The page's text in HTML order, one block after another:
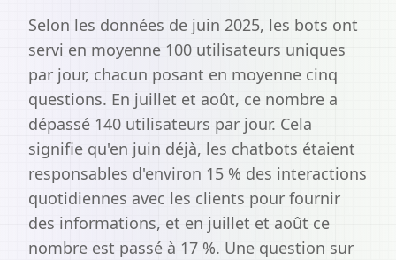
Selon les données de juin 2025, les bots ont
servi en moyenne 100 utilisateurs uniques
par jour, chacun posant en moyenne cinq
questions. En juillet et août, ce nombre a
dépassé 140 utilisateurs par jour. Cela
signifie qu'en juin déjà, les chatbots étaient
responsables d'environ 15 % des interactions
quotidiennes avec les clients pour fournir
des informations, et en juillet et août ce
nombre est passé à 17 %. Une question sur